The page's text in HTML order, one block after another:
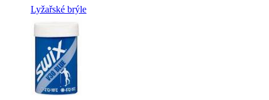
Lyžařské brýle